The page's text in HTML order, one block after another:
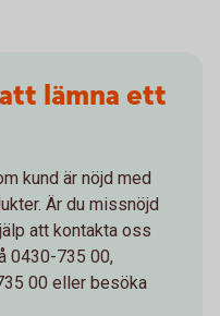
lämna ett
kund är nöjd med
Är du missnöjd
att kontakta oss
0430-735 00,
00 eller besöka